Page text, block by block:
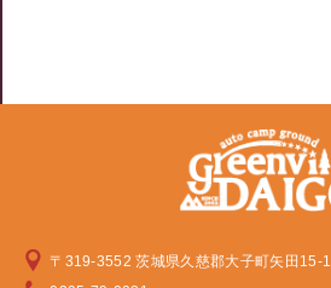
〒319-3552 茨城県久慈郡大子町矢田15-1